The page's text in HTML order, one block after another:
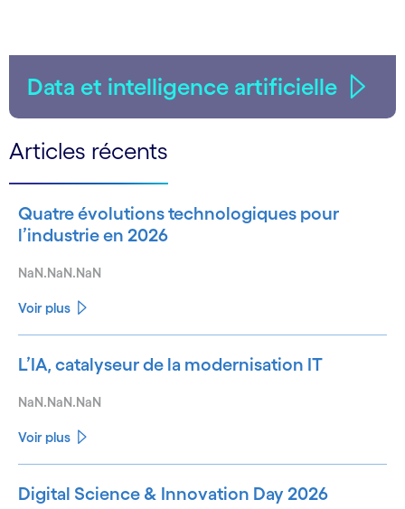
Data et intelligence artificielle
Articles récents
Quatre évolutions technologiques pour
l’industrie en 2026
NaN.NaN.NaN
Voir plus
L’IA, catalyseur de la modernisation IT
NaN.NaN.NaN
Voir plus
Digital Science & Innovation Day 2026